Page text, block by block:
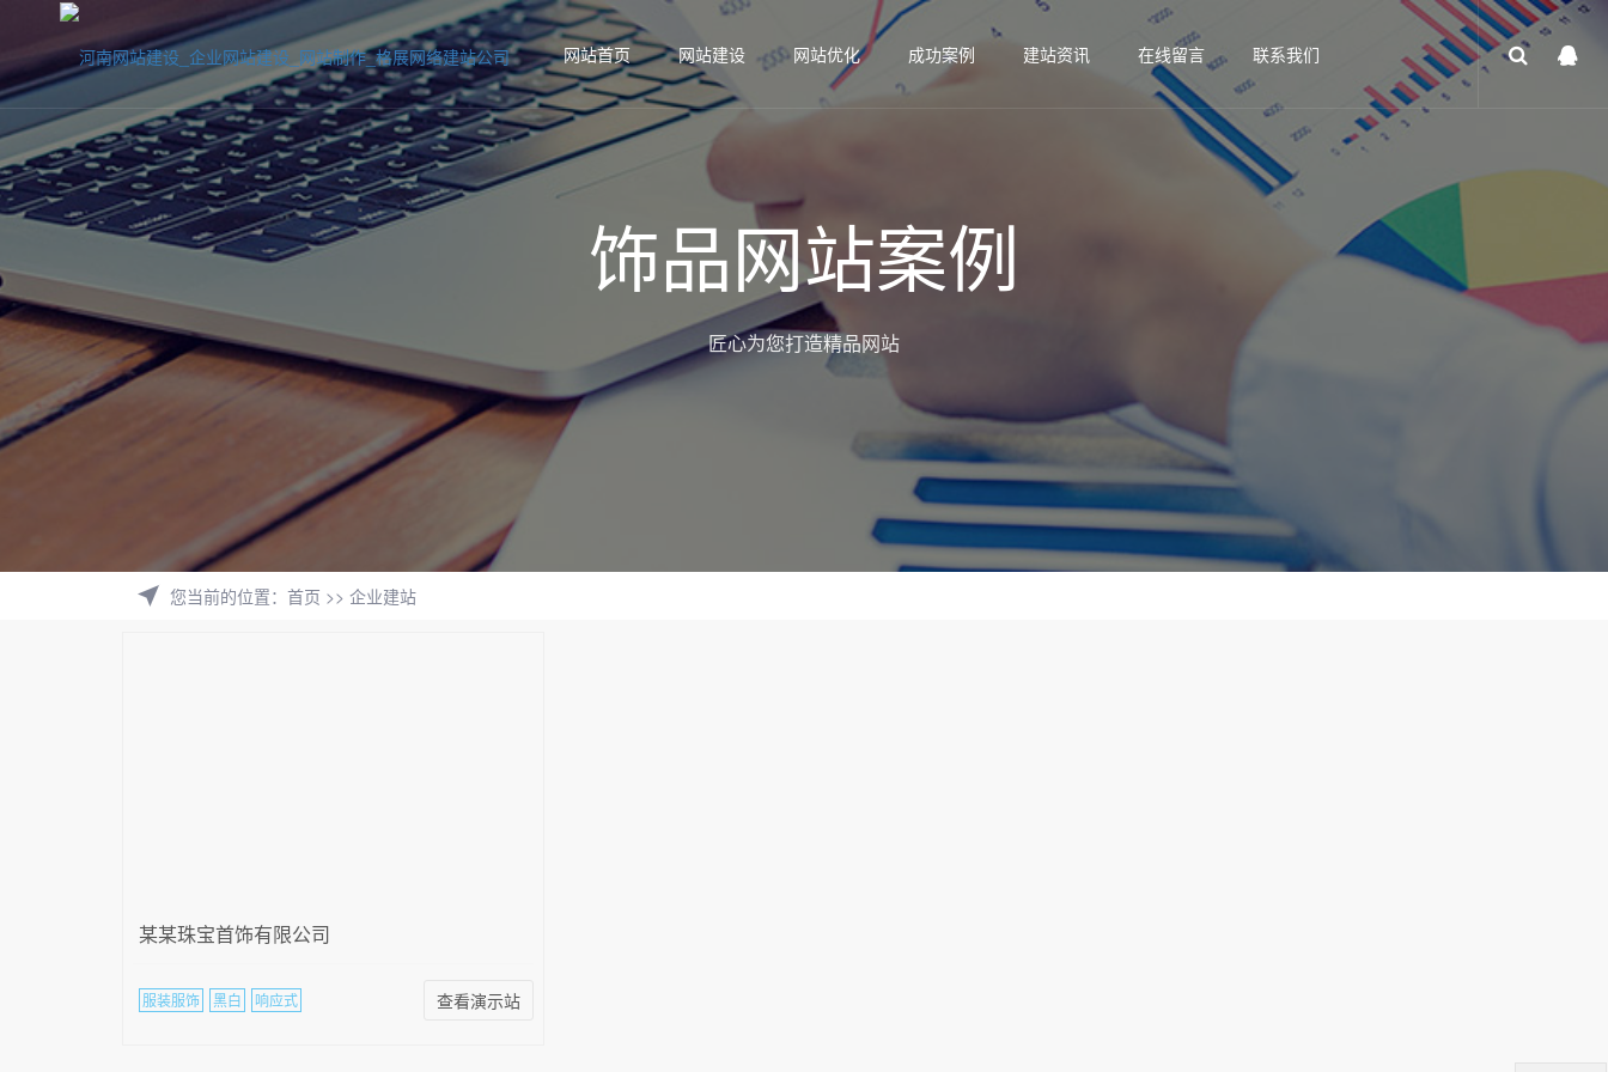
网站首页 网站建设 网站优化 成功案例 建站资讯 在线留言 联系我们
饰品网站案例
匠心为您打造精品网站
您当前的位置： 首页 >> 企业建站
某某珠宝首饰有限公司
服装服饰 黑白 响应式 查看演示站